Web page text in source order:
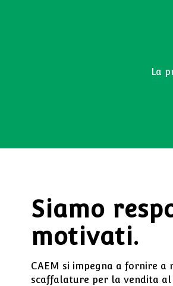
La
Siamo
motivati.
CAEM si impegna a fornire
scaffalature per la vendita